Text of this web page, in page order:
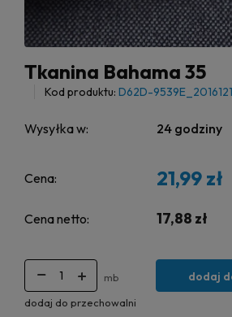
Tkanina Bahama 35
Kod produktu: D62D-
Wysyłka w: 24 godziny
Cena: 21,99 zł
Cena netto: 17,88 zł
mb dodaj
dodaj do przechowalni